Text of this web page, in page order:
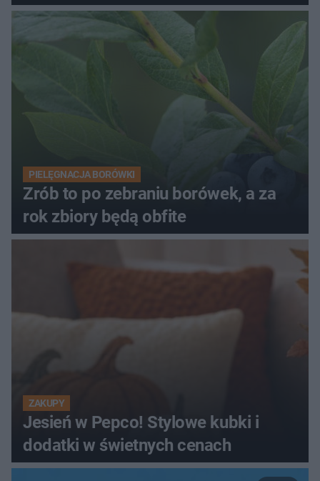
PIELĘGNACJA BORÓWKI
Zrób to po zebraniu borówek, a za
rok zbiory będą obfite
ZAKUPY
Jesień w Pepco! Stylowe kubki i
dodatki w świetnych cenach